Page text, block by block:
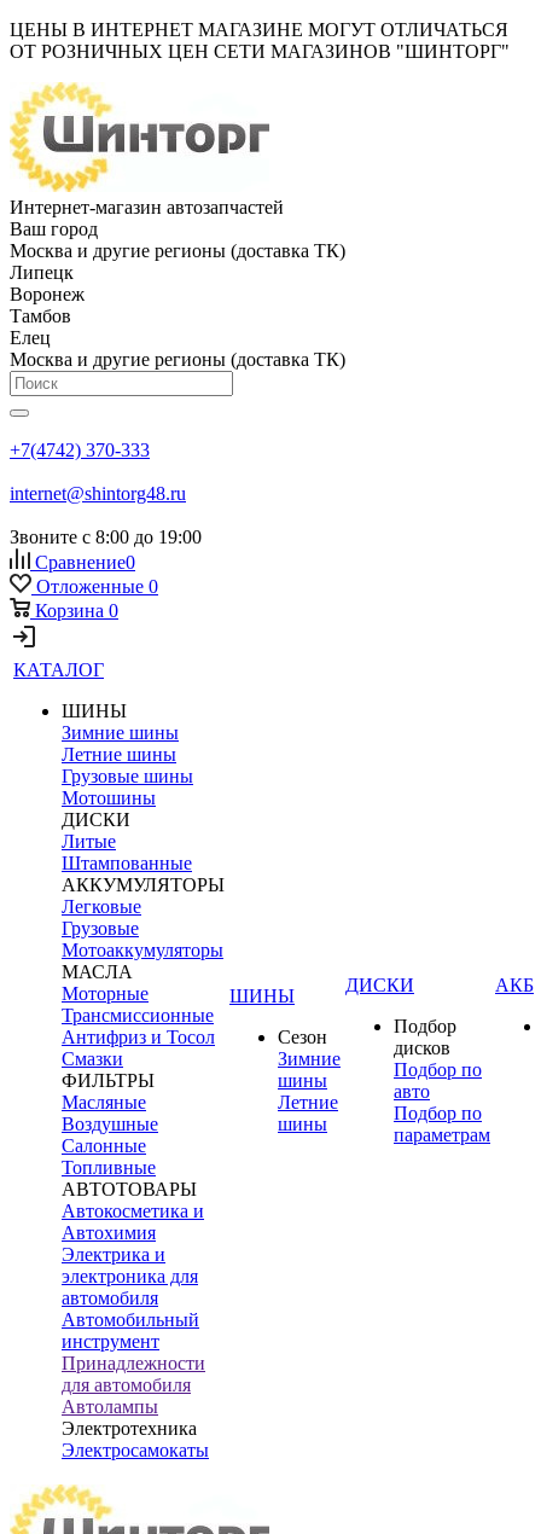
ЦЕНЫ В ИНТЕРНЕТ МАГАЗИНЕ МОГУТ ОТЛИЧАТЬСЯ
ОТ РОЗНИЧНЫХ ЦЕН СЕТИ МАГАЗИНОВ "ШИНТОРГ"
Интернет-магазин автозапчастей
Ваш город
Москва и другие регионы (доставка ТК)
Липецк
Воронеж
Тамбов
Елец
Москва и другие регионы (доставка ТК)
+7(4742) 370-333
internet@shintorg48.ru
Звоните с 8:00 до 19:00
Сравнение0
Отложенные 0
Корзина 0
КАТАЛОГ
ШИНЫ
Зимние шины
Летние шины
Грузовые шины
Мотошины
ДИСКИ
Литые
Штампованные
АККУМУЛЯТОРЫ
Легковые
Грузовые
Мотоаккумуляторы
МАСЛА
Моторные
Трансмиссионные
Антифриз и Тосол
Смазки
ФИЛЬТРЫ
Масляные
Воздушные
Салонные
Топливные
АВТОТОВАРЫ
Автокосметика и
Автохимия
Электрика и
электроника для
автомобиля
Автомобильный
инструмент
Принадлежности
для автомобиля
Автолампы
Электротехника
Электросамокаты
ШИНЫ
Сезон
Зимние
шины
Летние
шины
ДИСКИ
Подбор
дисков
Подбор по
авто
Подбор по
параметрам
АКБ